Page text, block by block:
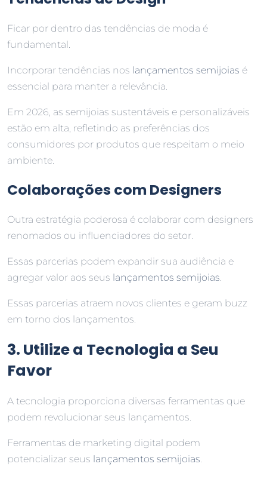
Ficar por dentro das tendências de moda é
fundamental.
Incorporar tendências nos lançamentos semijoias é
essencial para manter a relevância.
Em 2026, as semijoias sustentáveis e personalizáveis
estão em alta, refletindo as preferências dos
consumidores por produtos que respeitam o meio
ambiente.
Colaborações com Designers
Outra estratégia poderosa é colaborar com designers
renomados ou influenciadores do setor.
Essas parcerias podem expandir sua audiência e
agregar valor aos seus lançamentos semijoias.
Essas parcerias atraem novos clientes e geram buzz
em torno dos lançamentos.
3. Utilize a Tecnologia a Seu
Favor
A tecnologia proporciona diversas ferramentas que
podem revolucionar seus lançamentos.
Ferramentas de marketing digital podem
potencializar seus lançamentos semijoias.